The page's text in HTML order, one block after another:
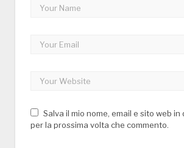
Salva il mio nome, email e sito web
per la prossima volta che commento.